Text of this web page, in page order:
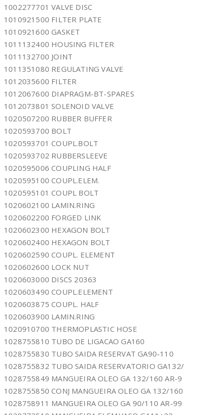
1002277701 VALVE DISC
1010921500 FILTER PLATE
1010921600 GASKET
1011132400 HOUSING FILTER
1011132700 JOINT
1011351080 REGULATING VALVE
1012035600 FILTER
1012067600 DIAPRAGM-BT-SPARES
1012073801 SOLENOID VALVE
1020507200 RUBBER BUFFER
1020593700 BOLT
1020593701 COUPL.BOLT
1020593702 RUBBERSLEEVE
1020595006 COUPLING HALF
1020595100 COUPL.ELEM.
1020595101 COUPL BOLT
1020602100 LAMIN.RING
1020602200 FORGED LINK
1020602300 HEXAGON BOLT
1020602400 HEXAGON BOLT
1020602590 COUPL. ELEMENT
1020602600 LOCK NUT
1020603000 DISCS 20363
1020603490 COUPL.ELEMENT
1020603875 COUPL. HALF
1020603900 LAMIN.RING
1020910700 THERMOPLASTIC HOSE
1028755810 TUBO DE LIGACAO GA160
1028755830 TUBO SAIDA RESERVAT GA90-110
1028755832 TUBO SAIDA RESERVATORIO GA132/
1028755849 MANGUEIRA OLEO GA 132/160 AR-9
1028755850 CONJ MANGUEIRA OLEO GA 132/160
1028758911 MANGUEIRA OLEO GA 90/110 AR-99